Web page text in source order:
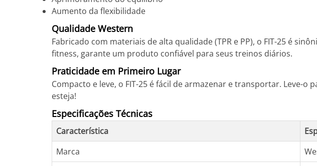
Aumento da flexibilidade
Qualidade Western
Fabricado com materiais de alta qualidade (TPR e PP), o FIT-25 é
fitness, garante um produto confiável para seus treinos diários.
Praticidade em Primeiro Lugar
Compacto e leve, o FIT-25 é fácil de armazenar e transportar. Leve-
esteja!
Especificações Técnicas
Característica
Marca